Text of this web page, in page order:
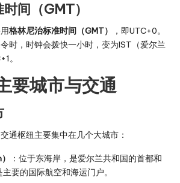
间（GMT）
格林尼治标准时间（GMT）
，即UTC+0。
时，时钟会拨快一小时，变为IST（爱尔兰
。
要城市与交通
通枢纽主要集中在几个大城市：
：位于东海岸，是爱尔兰共和国的首都和
要的国际航空和海运门户。